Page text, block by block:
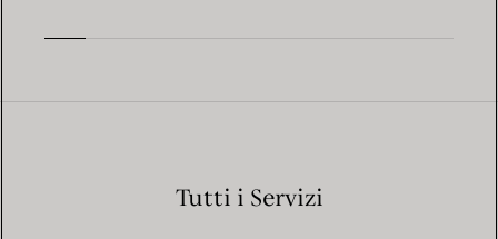
Tutti i Servizi